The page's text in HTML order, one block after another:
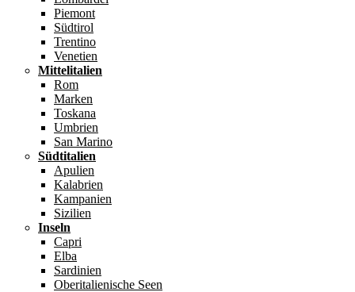
Piemont
Südtirol
Trentino
Venetien
Mittelitalien
Rom
Marken
Toskana
Umbrien
San Marino
Südtitalien
Apulien
Kalabrien
Kampanien
Sizilien
Inseln
Capri
Elba
Sardinien
Oberitalienische Seen